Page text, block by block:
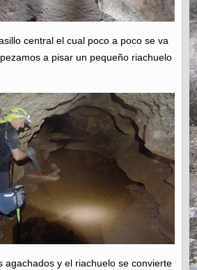
central el cual poco a poco se va
a pisar un pequeño riachuelo
agachados y el riachuelo se convierte